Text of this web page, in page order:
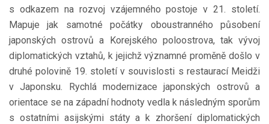
s odkazem na rozvoj vzájemného postoje v 21. století.
Mapuje jak samotné počátky oboustranného působení
japonských ostrovů a Korejského poloostrova, tak vývoj
diplomatických vztahů, k jejichž významné proměně došlo v
druhé polovině 19. století v souvislosti s restaurací Meidži
v Japonsku. Rychlá modernizace japonských ostrovů a
orientace se na západní hodnoty vedla k následným sporům
s ostatními asijskými státy a k zhoršení diplomatických